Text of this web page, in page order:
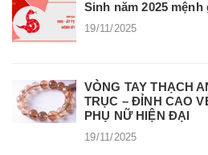
Sinh năm 2025
19/11/2025
VÒNG TAY THẠCH
TRỤC – ĐỈNH CAO
PHỤ NỮ HIỆN ĐẠI
19/11/2025